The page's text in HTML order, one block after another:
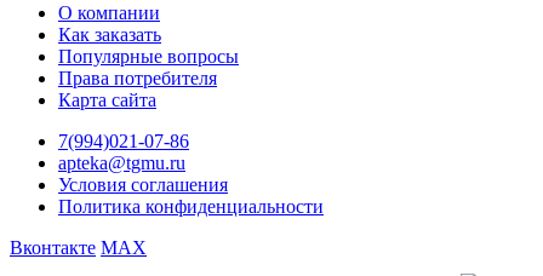
О компании
Как заказать
Популярные вопросы
Права потребителя
Карта сайта
7(994)021-07-86
apteka@tgmu.ru
Условия соглашения
Политика конфиденциальности
Вконтакте MAX